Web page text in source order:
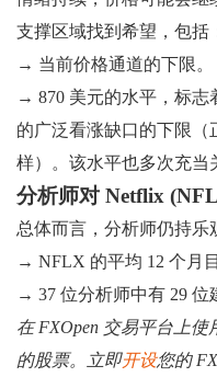
支撑区域找到希望，包括
→ 当前价格通道的下限。
→ 870 美元的水平，标志
的广泛看涨缺口的下限（
样）。该水平也多次充当
分析师对 Netflix
总体而言，分析师仍持乐
→ NFLX 的平均 12 个月
→ 37 位分析师中有 29 位
在 FXOpen 交易平台上
的股票。立即开设您的